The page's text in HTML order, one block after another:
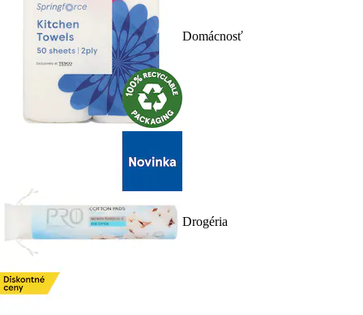
Domácnosť
Drogéria